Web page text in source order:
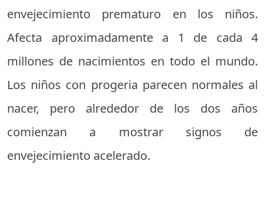
envejecimiento prematuro en los niños.
Afecta aproximadamente a 1 de cada 4
millones de nacimientos en todo el mundo.
Los niños con progeria parecen normales al
nacer, pero alrededor de los dos años
comienzan a mostrar signos de
envejecimiento acelerado.